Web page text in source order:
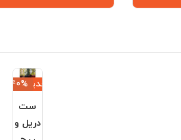
جدید‎−40%
ست
دریل و